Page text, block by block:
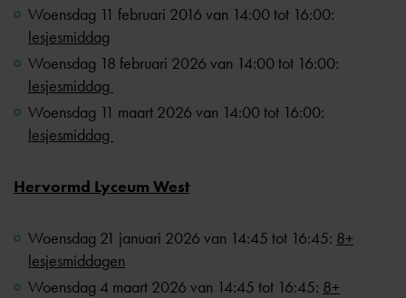
Woensdag 11 februari 2016 van 14:00 tot 16:00:
lesjesmiddag
Woensdag 18 februari 2026 van 14:00 tot 16:00:
lesjesmiddag
Woensdag 11 maart 2026 van 14:00 tot 16:00:
lesjesmiddag
Hervormd Lyceum West
Woensdag 21 januari 2026 van 14:45 tot 16:45: 8+
lesjesmiddagen
Woensdag 4 maart 2026 van 14:45 tot 16:45: 8+